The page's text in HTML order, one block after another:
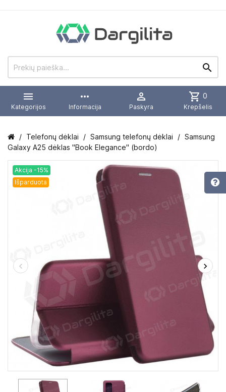


Kategorijos
more_horiz
Informacija

Paskyra
shopping_cart 0
Krepšelis
Telefonų dėklai Samsung telefonų dėklai
Samsung
Galaxy A25 dėklas "Book Elegance" (bordo)
Akcija -15%
Išparduota